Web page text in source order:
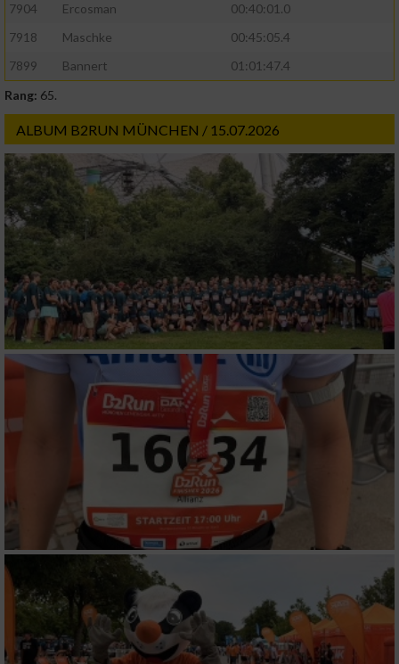
7904 Ercosman
00:40:01.0
7918
Maschke
00:45:05.4
7899
Bannert
01:01:47.4
Rang: 65.
ALBUM B2RUN MÜNCHEN / 15.07.2026